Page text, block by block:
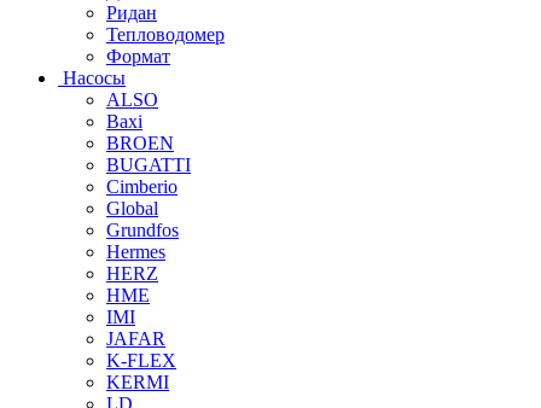
Ридан
Тепловодомер
Формат
Насосы
ALSO
Baxi
BROEN
BUGATTI
Cimberio
Global
Grundfos
Hermes
HERZ
HME
IMI
JAFAR
K-FLEX
KERMI
LD